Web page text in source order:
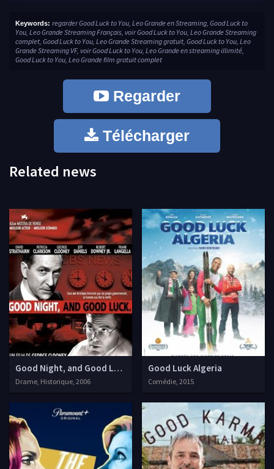
Keywords: regarder Good Luck to You, Leo Grande en Streaming, Good Luck to
You, Leo Grande Streaming Français, voir Good Luck to You, Leo Grande Streaming
complet, Good Luck to You, Leo Grande Streaming gratuit, Good Luck to You, Leo
Grande Streaming VF, voir Good Luck to You, Leo Grande en streaming illimité,
Good Luck to You, Leo Grande film gratuit complet
Regarder
Télécharger
Related news
Good Night, and Good Luck.
Drame, Historique, 2006
Good Luck Algeria
Comédie, 2015